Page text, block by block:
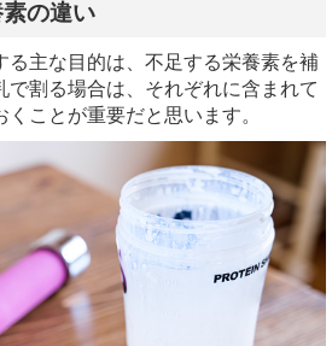
の違い
る主な目的は、不足する栄養素を補
で割る場合は、それぞれに含まれて
ことが重要だと思います。